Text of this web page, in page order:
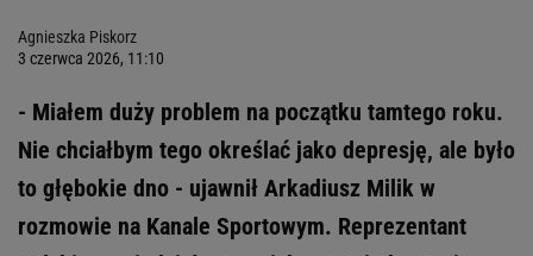
Agnieszka Piskorz
3 czerwca 2026, 11:10
- Miałem duży problem na początku tamtego roku.
Nie chciałbym tego określać jako depresję, ale było
to głębokie dno - ujawnił Arkadiusz Milik w
rozmowie na Kanale Sportowym. Reprezentant